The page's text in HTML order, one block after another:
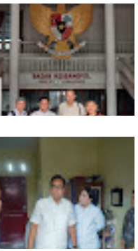
Sumut Bongkar Sindikat
Internasional di
Medan, Korban
Rp6,7 Miliar
Indonesia Sumut Resmi
Organisasi ke
Langkah Awal
Profesionalisme
Online